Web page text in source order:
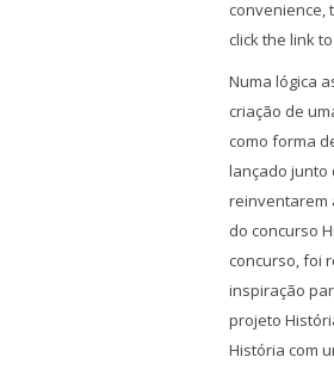
convenience,
click the link
Numa lógica
criação de
como forma
lançado junto
reinventarem
do concurso
concurso, foi
inspiração
projeto
História com